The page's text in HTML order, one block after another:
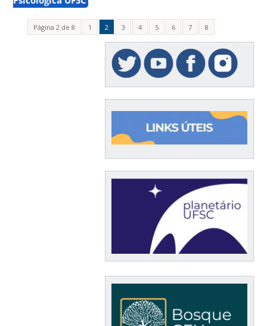
Página 2 de 8 1 2 3 4 5 6 7 8